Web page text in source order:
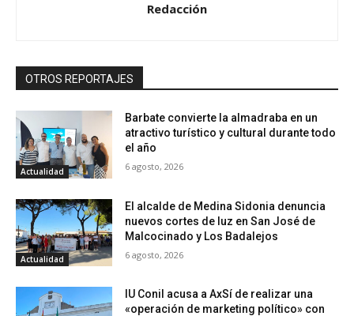
Redacción
OTROS REPORTAJES
Actualidad
Barbate convierte la almadraba en un
atractivo turístico y cultural durante todo
el año
6 agosto, 2026
Actualidad
El alcalde de Medina Sidonia denuncia
nuevos cortes de luz en San José de
Malcocinado y Los Badalejos
6 agosto, 2026
IU Conil acusa a AxSí de realizar una
«operación de marketing político» con